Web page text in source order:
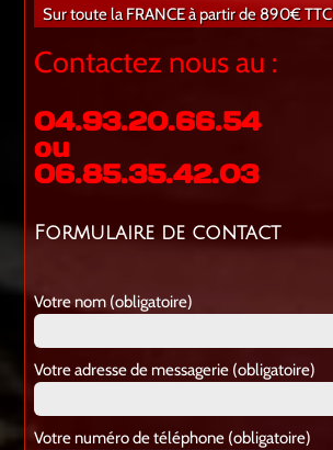
Sur toute la FRANCE à partir de 890€ TTC
Contactez nous au :
04.93.20.66.54
ou
06.85.35.42.03
Formulaire de contact
Votre nom (obligatoire)
Votre adresse de messagerie (obligatoire)
Votre numéro de téléphone (obligatoire)